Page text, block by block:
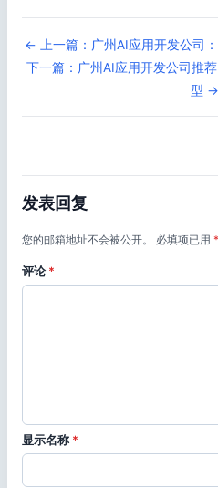
← 上一篇：广州AI应用开发公司
下一篇：广州AI应用开发公司推
型 →
发表回复
您的邮箱地址不会被公开。 必填项已用 *
评论 *
显示名称 *